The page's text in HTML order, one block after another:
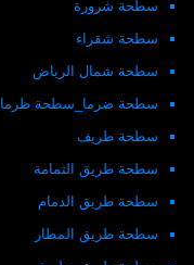
سطحة شرورة
سطحة شقراء
سطحة شمال الرياض
سطحة ضرما_سطحة ظرما
سطحة طريف
سطحة طريق الثمامة
سطحة طريق الدمام
سطحة طريق المطار